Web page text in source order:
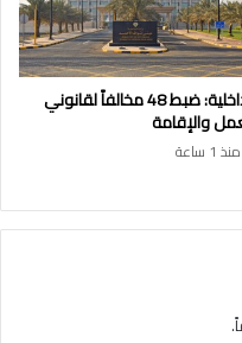
الداخلية: ضبط 48 مخالفاً لقانوني
والإقامة
منذ 1 ساعة